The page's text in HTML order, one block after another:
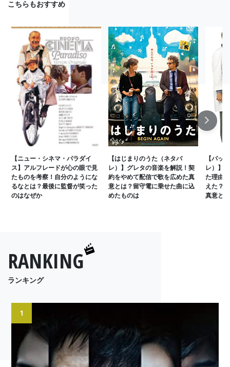
こちらもおすすめ
【ニュー・シネマ・パラダイ
ス】アルフレードが心の眼で見
たものを考察！自分のようにな
るなとは？最後に監督が笑った
のはなぜか
【はじまりのうた（ネタバ
レ）】グレタの音楽を解説！契
約をやめて配信で歌を広めた真
意とは？留守電に乗せた曲に込
めたものは
【パッ
レ）】
た理由
えた？
真意とは
Next
RANKING
ランキング
1